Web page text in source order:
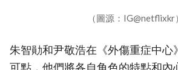
（圖源：IG@netflixkr）
朱智勛和尹敬浩在《外傷重症中心
可點，他們將各自角色的特點和內